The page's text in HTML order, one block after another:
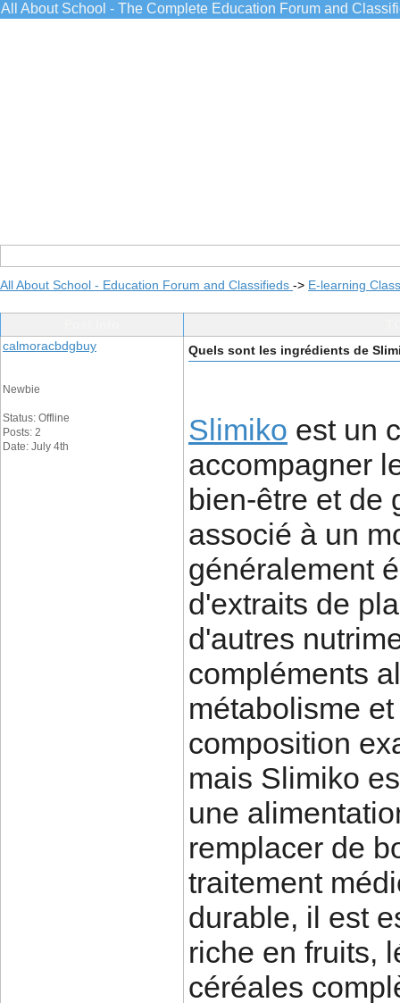
All About School - The Complete Education Forum and
All About School - Education Forum and Classifieds -> E-learning
calmoracbdgbuy
Newbie
Status: Offline
Posts: 2
Date: July 4th
Quels sont les ingrédients de
Slimiko est un
accompagner
bien-être et de
associé à un
généralement
d'extraits de
d'autres
compléments
métabolisme
composition
mais Slimiko
une
remplacer de
traitement
durable, il est
riche en fruits,
céréales